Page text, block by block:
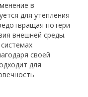
в
для утепления
потери
внешней среды.
своей
для